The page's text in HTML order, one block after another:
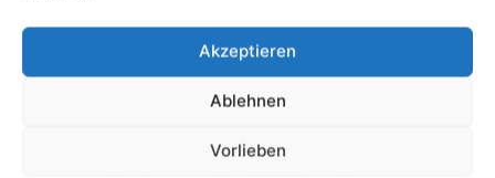
Akzeptieren
Ablehnen
Vorlieben